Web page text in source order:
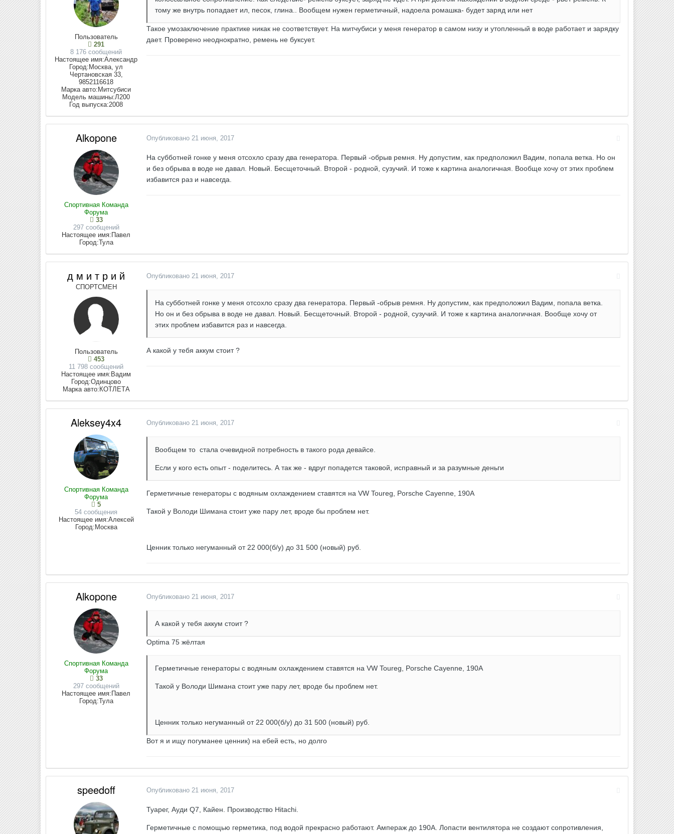
Пользователь
291
8 176 сообщений
Настоящее имя:Александр
Город: Москва, ул
Чертановская 33,
9852116618
Марка авто: Митсубиси
Модель машины:Л200
Год выпуска:2008
тому же внутрь попадает ил, песок, глина.. Вообщем нужен герметичный, надоела ромашка- будет заряд или нет
Такое умозаключение практике никак не соответствует. На митчубиси у меня генератор в самом низу и утопленный в воде работает и зарядку
дает. Проверено неоднократно, ремень не буксует.
Alkopone
Спортивная Команда
Форума
33
297 сообщений
Настоящее имя: Павел
Город:Тула
Опубликовано 21 июня, 2017
На субботней гонке у меня отсохло сразу два генератора. Первый -обрыв ремня. Ну допустим, как предположил Вадим, попала ветка. Но он
и без обрыва в воде не давал. Новый. Бесщеточный. Второй - родной, сузучий. И тоже к картина аналогичная. Вообще хочу от этих проблем
избавится раз и навсегда.
д м и т р и й
СПОРТСМЕН
Пользователь
453
11 798 сообщений
Настоящее имя: Вадим
Город:Одинцово
Марка авто: КОТЛЕТА
Опубликовано 21 июня, 2017
На субботней гонке у меня отсохло сразу два генератора. Первый -обрыв ремня. Ну допустим, как предположил Вадим, попала ветка.
Но он и без обрыва в воде не давал. Новый. Бесщеточный. Второй - родной, сузучий. И тоже к картина аналогичная. Вообще хочу от
этих проблем избавится раз и навсегда.
А какой у тебя аккум стоит ?
Aleksey4x4
Спортивная Команда
Форума
5
54 сообщения
Настоящее имя:Алексей
Город: Москва
Опубликовано 21 июня, 2017
Вообщем то стала очевидной потребность в такого рода девайсе.
Если у кого есть опыт - поделитесь. А так же - вдруг попадется таковой, исправный и за разумные деньги
Герметичные генераторы c водяным охлаждением ставятся на VW Toureg, Porsche Cayenne, 190А
Такой у Володи Шимана стоит уже пару лет, вроде бы проблем нет.
Ценник только негуманный от 22 000(б/у) до 31 500 (новый) руб.
Alkopone
Спортивная Команда
Форума
33
297 сообщений
Настоящее имя: Павел
Город:Тула
Опубликовано 21 июня, 2017
А какой у тебя аккум стоит ?
Optima 75 жёлтая
Герметичные генераторы c водяным охлаждением ставятся на VW Toureg, Porsche Cayenne, 190А
Такой у Володи Шимана стоит уже пару лет, вроде бы проблем нет.
Ценник только негуманный от 22 000(б/у) до 31 500 (новый) руб.
Вот я и ищу погуманее ценник) на ебей есть, но долго
speedoff Опубликовано 21 июня, 2017
Туарег, Ауди Q7, Кайен. Производство Hitachi.
Герметичные с помощью герметика, под водой прекрасно работают. Ампераж до 190А. Лопасти вентилятора не создают сопротивления,